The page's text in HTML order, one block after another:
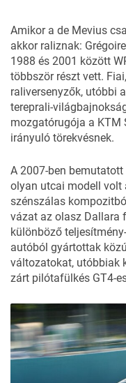
Amikor a de Mevius
akkor raliznak:
1988 és 2001 között
többször részt vett.
raliversenyzők, utóbbi
tereprali-
mozgatórugója a KTM
irányuló törekvésnek.
A 2007-ben bemutatott
olyan utcai modell volt
szénszálas
vázat az olasz Dallara
különböző
autóból gyártottak
változatokat, utóbbiak
zárt pilótafülkés GT4-